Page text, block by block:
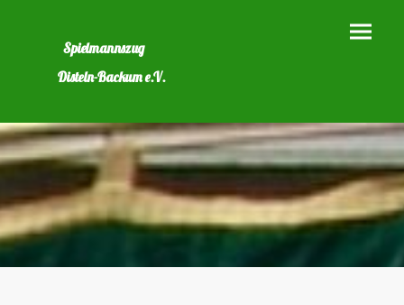
Spielmannszug
Disteln-Backum e.V.